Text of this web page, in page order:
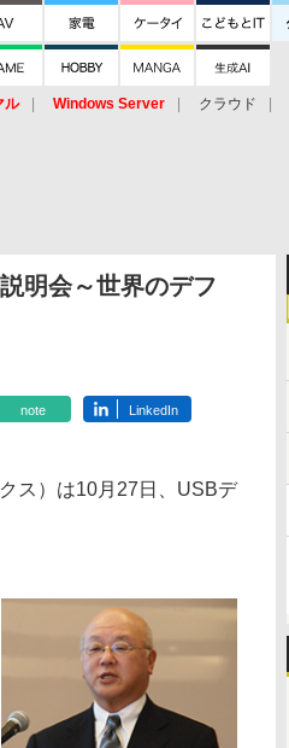
ル Windows Server クラウド
明会～世界のデフ
note LinkedIn
ス）は10月27日、USBデ